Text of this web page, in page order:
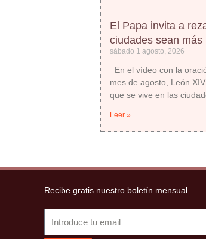
El Papa invita a
ciudades sean más
sábado 1 agosto, 2026
En el vídeo con la
mes de agosto, León
que se vive en las
Leer »
Recibe gratis nuestro boletín mensual